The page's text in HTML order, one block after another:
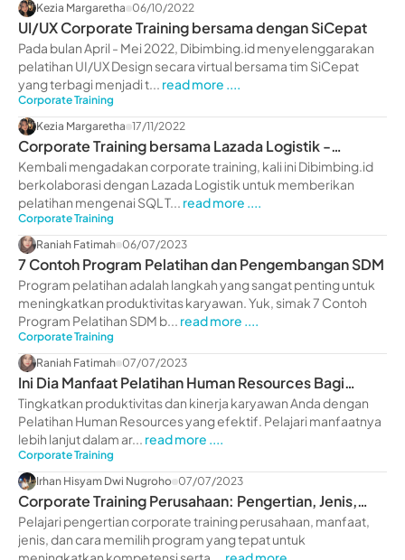
Kezia Margaretha 06/10/2022
UI/UX Corporate Training bersama dengan SiCepat
Pada bulan April - Mei 2022, Dibimbing.id menyelenggarakan
pelatihan UI/UX Design secara virtual bersama tim SiCepat
yang terbagi menjadi t... read more ....
Corporate Training
Kezia Margaretha 17/11/2022
Corporate Training bersama Lazada Logistik -
dibimbing.id
Kembali mengadakan corporate training, kali ini Dibimbing.id
berkolaborasi dengan Lazada Logistik untuk memberikan
pelatihan mengenai SQL T... read more ....
Corporate Training
Raniah Fatimah 06/07/2023
7 Contoh Program Pelatihan dan Pengembangan SDM
Program pelatihan adalah langkah yang sangat penting untuk
meningkatkan produktivitas karyawan. Yuk, simak 7 Contoh
Program Pelatihan SDM b... read more ....
Corporate Training
Raniah Fatimah 07/07/2023
Ini Dia Manfaat Pelatihan Human Resources Bagi
Perusahaan
Tingkatkan produktivitas dan kinerja karyawan Anda dengan
Pelatihan Human Resources yang efektif. Pelajari manfaatnya
lebih lanjut dalam ar... read more ....
Corporate Training
Irhan Hisyam Dwi Nugroho 07/07/2023
Corporate Training Perusahaan: Pengertian, Jenis,
Manfaat
Pelajari pengertian corporate training perusahaan, manfaat,
jenis, dan cara memilih program yang tepat untuk